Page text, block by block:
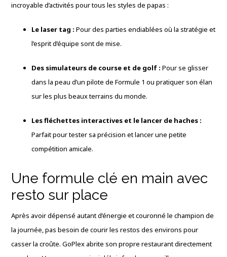
incroyable d’activités pour tous les styles de papas :
Le laser tag : Pour des parties endiablées où la stratégie et
l’esprit d’équipe sont de mise.
Des simulateurs de course et de golf : Pour se glisser
dans la peau d’un pilote de Formule 1 ou pratiquer son élan
sur les plus beaux terrains du monde.
Les fléchettes interactives et le lancer de haches :
Parfait pour tester sa précision et lancer une petite
compétition amicale.
Une formule clé en main avec
resto sur place
Après avoir dépensé autant d’énergie et couronné le champion de
la journée, pas besoin de courir les restos des environs pour
casser la croûte. GoPlex abrite son propre restaurant directement